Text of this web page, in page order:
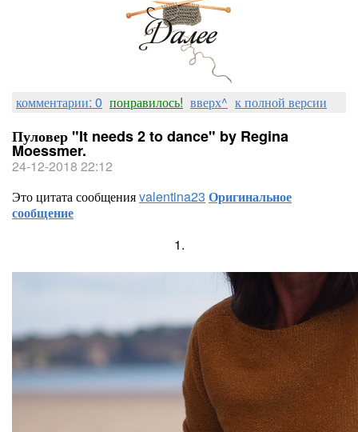
комментарии: 0 понравилось! вверх^ к полной версии
Пуловер "It needs 2 to dance" by Regina
Moessmer.
24-12-2018 22:12
Это цитата сообщенияvalentina23 Оригинальное
сообщение
1.